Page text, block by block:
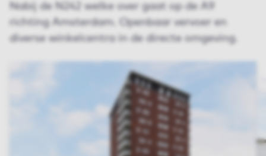
Nabij de N242 welke over gaat op de A9
richting Amsterdam. Openbaar vervoer en
diverse winkelcentra in de directe omgeving.